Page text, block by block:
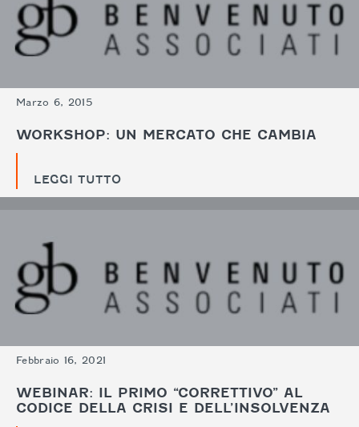
Marzo 6, 2015
WORKSHOP: UN MERCATO CHE CAMBIA
LEGGI TUTTO
Febbraio 16, 2021
WEBINAR: IL PRIMO “CORRETTIVO” AL
CODICE DELLA CRISI E DELL’INSOLVENZA